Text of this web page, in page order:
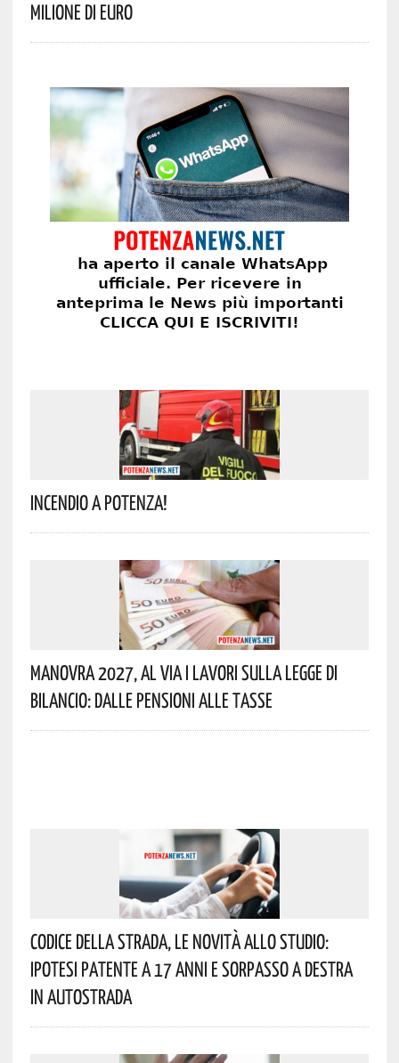
Milione Di Euro
Incendio A Potenza!
Manovra 2027, Al Via I Lavori Sulla Legge Di
Bilancio: Dalle Pensioni Alle Tasse
Codice Della Strada, Le Novità Allo Studio:
Ipotesi Patente A 17 Anni E Sorpasso A Destra
In Autostrada